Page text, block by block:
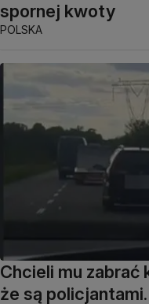
spornej kwoty
POLSKA
Chcieli mu zabrać
że są